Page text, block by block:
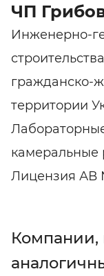
ЧП
Инженерно-
гражданско-
территории
камеральные
Лицензия АВ
Компании,